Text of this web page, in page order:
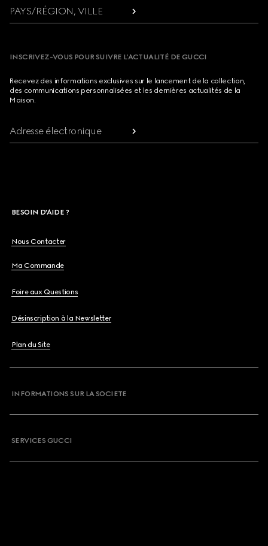
PAYS/RÉGION, VILLE
INSCRIVEZ-VOUS POUR SUIVRE L’ACTUALITÉ DE GUCCI
Recevez des informations exclusives sur le lancement de la collection,
des communications personnalisées et les dernières actualités de la
Maison.
Adresse électronique
BESOIN D'AIDE ?
Nous Contacter
Ma Commande
Foire aux Questions
Désinscription à la Newsletter
Plan du Site
INFORMATIONS SUR LA SOCIETE
SERVICES GUCCI